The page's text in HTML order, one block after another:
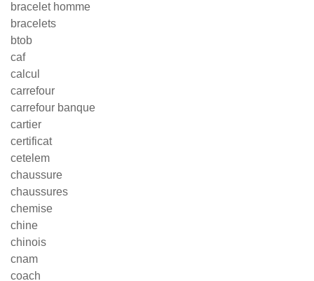
bracelet homme
bracelets
btob
caf
calcul
carrefour
carrefour banque
cartier
certificat
cetelem
chaussure
chaussures
chemise
chine
chinois
cnam
coach